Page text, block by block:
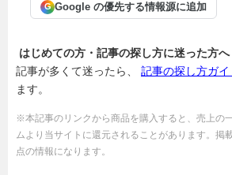
G Google の優先する情報源に追加
はじめての方・記事の探し方に迷った方へ
記事が多くて迷ったら、 記事の探し方ガイ
ます。
※本記事のリンクから商品を購入すると、売上の
ムより当サイトに還元されることがあります。掲
点の情報になります。